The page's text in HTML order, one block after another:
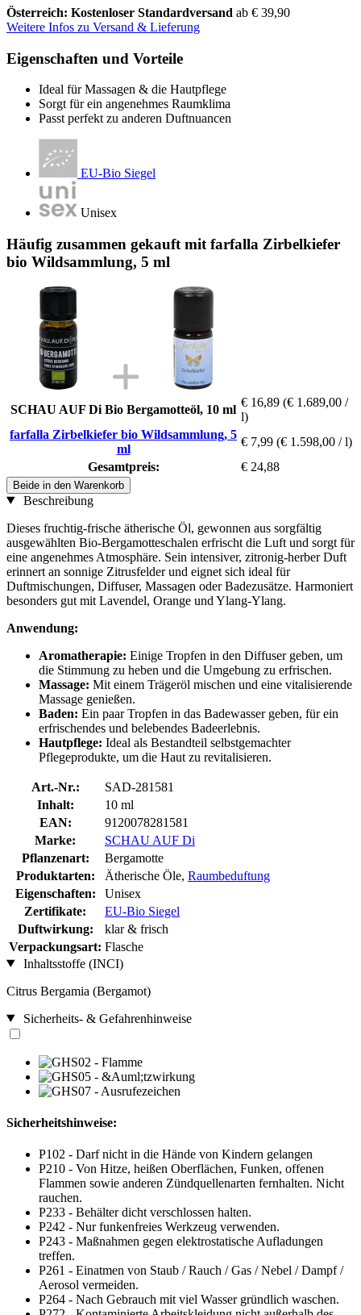
Österreich: Kostenloser Standardversand ab € 39,90
Weitere Infos zu Versand & Lieferung
Eigenschaften und Vorteile
Ideal für Massagen & die Hautpflege
Sorgt für ein angenehmes Raumklima
Passt perfekt zu anderen Duftnuancen
EU-Bio Siegel
Unisex
Häufig zusammen gekauft mit farfalla Zirbelkiefer
bio Wildsammlung, 5 ml
SCHAU AUF Di Bio Bergamotteöl, 10 ml
€ 16,89 (€ 1.689,00 /
l)
farfalla Zirbelkiefer bio Wildsammlung, 5
ml
€ 7,99 (€ 1.598,00 / l)
Gesamtpreis:
€ 24,88
Beide in den Warenkorb
Beschreibung
Dieses fruchtig-frische ätherische Öl, gewonnen aus sorgfältig
ausgewählten Bio-Bergamotteschalen erfrischt die Luft und sorgt für
eine angenehmes Atmosphäre. Sein intensiver, zitronig-herber Duft
erinnert an sonnige Zitrusfelder und eignet sich ideal für
Duftmischungen, Diffuser, Massagen oder Badezusätze. Harmoniert
besonders gut mit Lavendel, Orange und Ylang-Ylang.
Anwendung:
Aromatherapie: Einige Tropfen in den Diffuser geben, um
die Stimmung zu heben und die Umgebung zu erfrischen.
Massage: Mit einem Trägeröl mischen und eine vitalisierende
Massage genießen.
Baden: Ein paar Tropfen in das Badewasser geben, für ein
erfrischendes und belebendes Badeerlebnis.
Hautpflege: Ideal als Bestandteil selbstgemachter
Pflegeprodukte, um die Haut zu revitalisieren.
Art.-Nr.:
SAD-281581
Inhalt:
10 ml
EAN:
9120078281581
Marke:
SCHAU AUF Di
Pflanzenart:
Bergamotte
Produktarten:
Ätherische Öle, Raumbeduftung
Eigenschaften:
Unisex
Zertifikate:
EU-Bio Siegel
Duftwirkung:
klar & frisch
Verpackungsart: Flasche
Inhaltsstoffe (INCI)
Citrus Bergamia (Bergamot)
Sicherheits- & Gefahrenhinweise
Sicherheitshinweise:
P102 - Darf nicht in die Hände von Kindern gelangen
P210 - Von Hitze, heißen Oberflächen, Funken, offenen
Flammen sowie anderen Zündquellenarten fernhalten. Nicht
rauchen.
P233 - Behälter dicht verschlossen halten.
P242 - Nur funkenfreies Werkzeug verwenden.
P243 - Maßnahmen gegen elektrostatische Aufladungen
treffen.
P261 - Einatmen von Staub / Rauch / Gas / Nebel / Dampf /
Aerosol vermeiden.
P264 - Nach Gebrauch mit viel Wasser gründlich waschen.